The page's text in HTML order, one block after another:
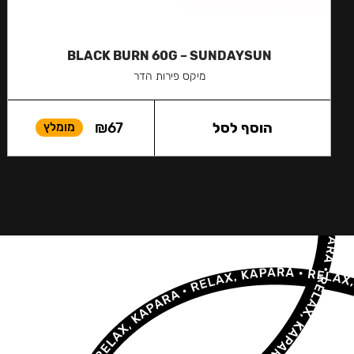
BLACK BURN 60G – SUNDAYSUN
מיקס פירות הדר
₪67 מומלץ הוסף לסל